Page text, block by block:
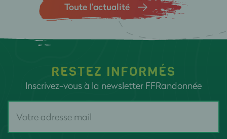
Toute l’actualité
RESTEZ INFORMÉS
Inscrivez-vous à la newsletter FFRandonnée